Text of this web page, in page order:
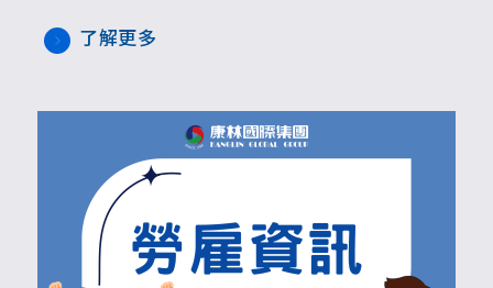
的被照顧者也適用。財政部臺北國稅局提醒，列報此項
扣除額者，應留意適用條件，並檢附證明文件；如向各
了解更多